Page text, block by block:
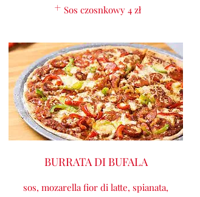
Sos czosnkowy 4 zł
BURRATA DI BUFALA
sos, mozarella fior di latte, spianata,